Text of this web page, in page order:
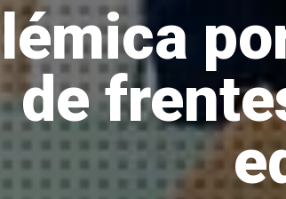
de